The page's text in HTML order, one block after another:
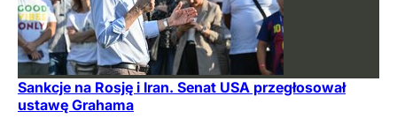
Sankcje na Rosję i Iran. Senat USA przegłosował
ustawę Grahama